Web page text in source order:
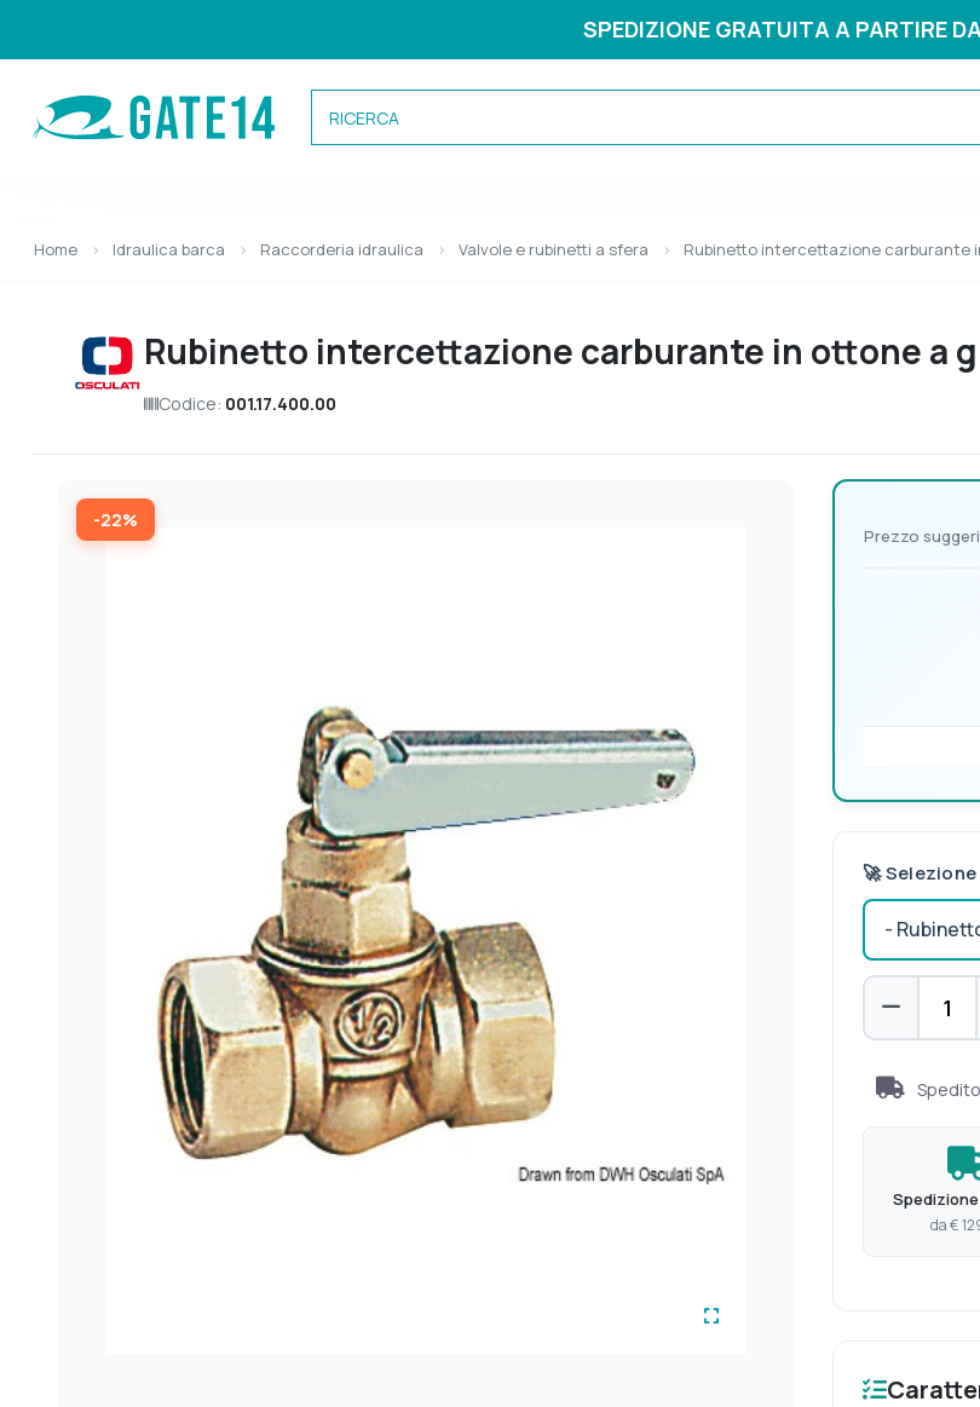
SPEDIZIONE GRATUITA A PARTIRE
Categorie
Home Idraulica barca Raccorderia idraulica Valvole e rubinetti a sfera Rubinetto intercettazione carburante
Rubinetto intercettazione carburante in ottone a
Codice: 001.17.400.00
-22%
Prezzo
🚀
da €